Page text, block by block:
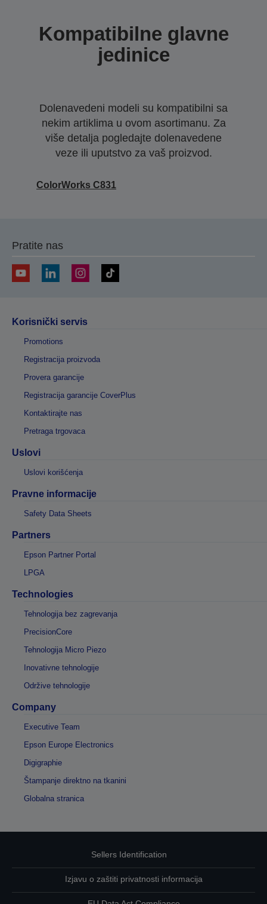
Kompatibilne glavne
jedinice
Dolenavedeni modeli su kompatibilni sa
nekim artiklima u ovom asortimanu. Za
više detalja pogledajte dolenavedene
veze ili uputstvo za vaš proizvod.
ColorWorks C831
Pratite nas
Korisnički servis
Promotions
Registracija proizvoda
Provera garancije
Registracija garancije CoverPlus
Kontaktirajte nas
Pretraga trgovaca
Uslovi
Uslovi korišćenja
Pravne informacije
Safety Data Sheets
Partners
Epson Partner Portal
LPGA
Technologies
Tehnologija bez zagrevanja
PrecisionCore
Tehnologija Micro Piezo
Inovativne tehnologije
Održive tehnologije
Company
Executive Team
Epson Europe Electronics
Digigraphie
Štampanje direktno na tkanini
Globalna stranica
Sellers Identification
Izjavu o zaštiti privatnosti informacija